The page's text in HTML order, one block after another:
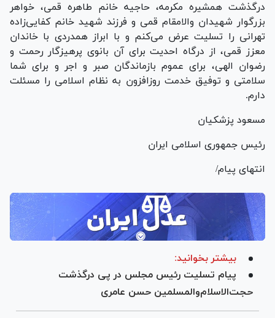
درگذشت همشیره مکرمه، حاجیه خانم طاهره قمی، خواهر
بزرگوار شهیدان والامقام قمی و فرزند شهید خانم کفایی‌زاده
تهرانی را تسلیت عرض می‌کنم و با ابراز همدردی با خاندان
معزز قمی، از درگاه احدیت برای آن بانوی پرهیزگار رحمت و
رضوان الهی، برای عموم بازماندگان صبر و اجر و برای شما
سلامتی و توفیق خدمت روزافزون به نظام اسلامی را مسئلت
دارم.
مسعود پزشکیان
رئیس جمهوری اسلامی ایران
انتهای پیام/
بیشتر بخوانید:
پیام تسلیت رئیس مجلس در پی درگذشت
حجت‌الاسلام‌والمسلمین حسن عامری